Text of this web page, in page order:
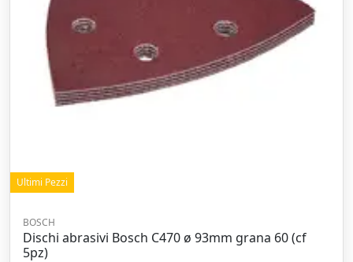
Ultimi Pezzi
BOSCH
Dischi abrasivi Bosch C470 ø 93mm grana 60 (cf
5pz)